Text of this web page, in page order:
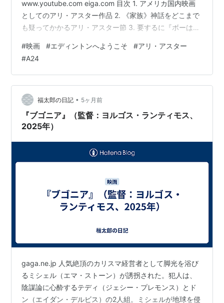
www.youtube.com eiga.com 目次 1. アメリカ国内映画
としてのアリ・アスター作品 2. 《家族》神話をどこまで
も疑ってかかるアリ・アスター節 3. 要するに『ボーはお
トなアリ・アスター作品が好き 【見た人用】結末ネタバ
レ：どこが「理想的な家族」なのか？ 1. アメリカ国内映
画としてのアリ・アスター作品 という印象でした。 舞台
がコロナ禍、アメリカ中南部の地方都市…ということ
で、全体的に日本人には共感しづらい。 コロナのロック
ダウ…
#映画 #エディントンへようこそ #アリ・アスター
#A24
福太郎の日記 • 5ヶ月前
『ブゴニア』（監督：ヨルゴス・ランティモス、
2025年）
gaga.ne.jp 人気絶頂のカリスマ経営者として脚光を浴び
るミシェル（エマ・ストーン）が誘拐された。犯人は、
陰謀論に心酔するテディ（ジェシー・プレモンス）とド
ン（エイダン・デルビス）の2人組。ミシェルが地球を侵